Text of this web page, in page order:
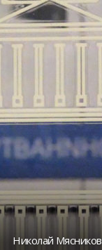
Николай Мясников